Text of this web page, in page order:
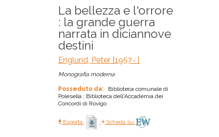
La bellezza e l'orrore
: la grande guerra
narrata in diciannove
destini
Englund, Peter [1957- ]
Monografia moderna
Posseduto da:
Biblioteca comunale di
Polesella ; Biblioteca dell'Accademia dei
Concordi di Rovigo
Esporta Scheda su